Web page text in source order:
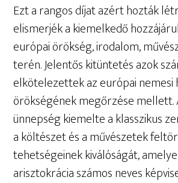
Ezt a rangos díjat azért hozták
elismerjék a kiemelkedő
európai örökség, irodalom,
terén. Jelentős kitüntetés azok
elkötelezettek az európai nemesi
örökségének megőrzése mellett.
ünnepség kiemelte a klasszikus
a költészet és a művészetek
tehetségeinek kiválóságát,
arisztokrácia számos neves